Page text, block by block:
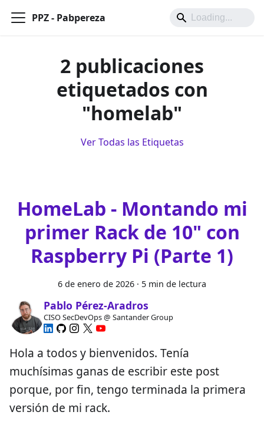
PPZ - Pabpereza
2 publicaciones
etiquetados con
"homelab"
Ver Todas las Etiquetas
HomeLab - Montando mi
primer Rack de 10" con
Raspberry Pi (Parte 1)
6 de enero de 2026 · 5 min de lectura
Pablo Pérez-Aradros
CISO SecDevOps @ Santander Group
Hola a todos y bienvenidos. Tenía
muchísimas ganas de escribir este post
porque, por fin, tengo terminada la primera
versión de mi rack.